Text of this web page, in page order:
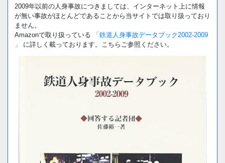
2009年以前の人身事故につきましては、インターネット上に情報
が無い事故がほとんどであることから当サイトでは取り扱っており
ません。
Amazonで取り扱っている
「鉄道人身事故データブック2002-2009
」
に詳しく載っております。こちらご参照ください。